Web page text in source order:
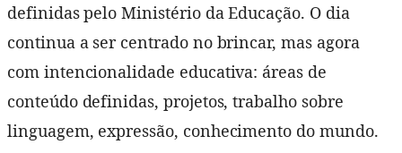
definidas pelo Ministério da Educação. O dia
continua a ser centrado no brincar, mas agora
com intencionalidade educativa: áreas de
conteúdo definidas, projetos, trabalho sobre
linguagem, expressão, conhecimento do mundo.